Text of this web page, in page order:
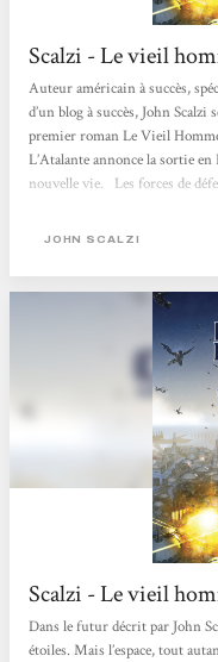
Scalzi - Le vieil
Auteur américain à succès,
d’un blog à succès, John
premier roman Le Vieil
L’Atalante annonce la sortie
nouvelle vie. Les forces de
la Terre, et de s’engager pour
JOHN SCALZI
Scalzi - Le vieil
Dans le futur décrit par John
étoiles. Mais l’espace, tout